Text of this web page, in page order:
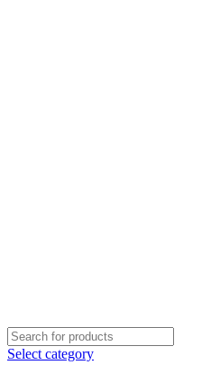
Select category